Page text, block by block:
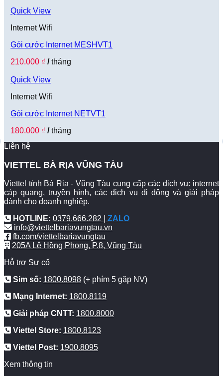
Quick View
Internet Wifi
Gói cước Internet MESHVT1
210.000 ₫ /tháng
Quick View
Internet Wifi
Gói cước Internet NETVT1
180.000 ₫ /tháng
Liên hệ
VIETTEL BÀ RỊA VŨNG TÀU
Viettel tỉnh Bà Rịa - Vũng Tàu cung cấp các dịch vụ: internet
cáp quang, truyền hình, các dịch vụ di động và giải pháp
dành cho doanh nghiệp.
HOTLINE: 0379.666.282 | ZALO
info@viettelbariavungtau.vn
fb.com/viettelbariavungtau
205A Lê Hồng Phong, P.8, Vũng Tàu
Hỗ trợ Sự cố
Sim số: 1800.8098 (+ phím 5 gặp NV)
Mạng Internet: 1800.8119
Giải pháp CNTT: 1800.8000
Viettel Store: 1800.8123
Viettel Post: 1900.8095
Xem thông tin